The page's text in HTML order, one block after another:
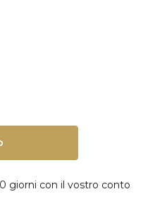
giorni con il vostro conto